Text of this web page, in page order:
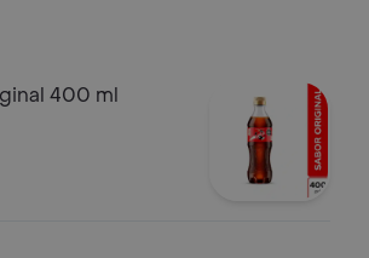
400 ml